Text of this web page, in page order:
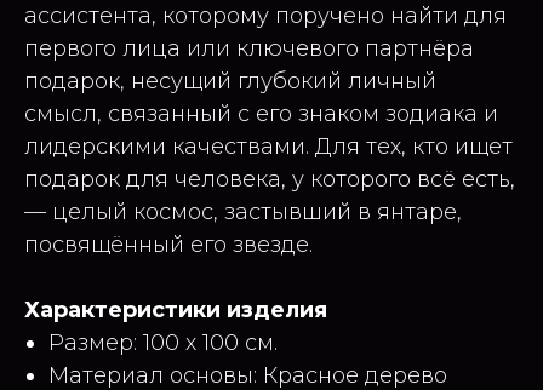
ассистента, которому поручено найти для
первого лица или ключевого партнёра
подарок, несущий глубокий личный
смысл, связанный с его знаком зодиака и
лидерскими качествами. Для тех, кто ищет
подарок для человека, у которого всё есть,
— целый космос, застывший в янтаре,
посвящённый его звезде.
Характеристики изделия
Размер: 100 х 100 см.
Материал основы: Красное дерево